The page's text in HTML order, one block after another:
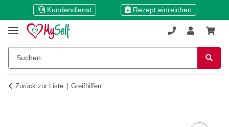
Kundendienst Rezept einreichen
Zurück zur Liste Greifhilfen